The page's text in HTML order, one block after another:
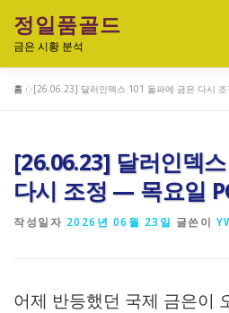
정일품골드
금은 시황 분석
오늘의 금은시세 분석 금은 투
정일품골드 제품관
홈 »[26.06.23] 달러인덱스 101 돌파에 금은 다시
[26.06.23] 달러인덱
다시 조정 — 목요일
작성일자 2026년 06월 23일 글쓴이
어제 반등했던 국제 금은이